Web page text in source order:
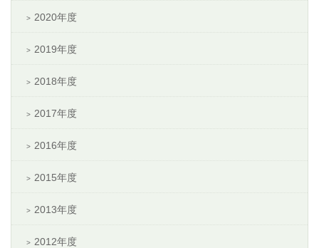
2020年度
2019年度
2018年度
2017年度
2016年度
2015年度
2013年度
2012年度